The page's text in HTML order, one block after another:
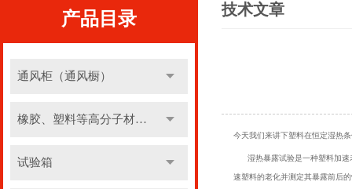
产品目录
通风柜（通风橱）
橡胶、塑料等高分子材料实验设备
试验箱
技术文章
今天我们来讲下塑料在恒定湿热
湿热暴露试验是一种塑料加速
速塑料的老化并测定其暴露前后